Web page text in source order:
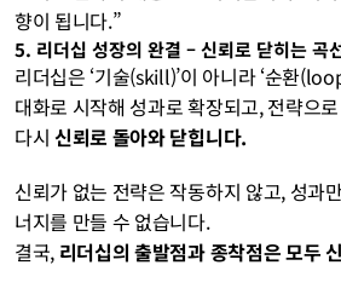
향이 됩니다.”
5. 리더십 성장의 완결 – 신뢰로 닫히는 곡
리더십은 ‘기술(skill)’이 아니라 ‘순환
대화로 시작해 성과로 확장되고, 전략으
다시 신뢰로 돌아와 닫힙니다.
신뢰가 없는 전략은 작동하지 않고, 성과
너지를 만들 수 없습니다.
결국, 리더십의 출발점과 종착점은 모두